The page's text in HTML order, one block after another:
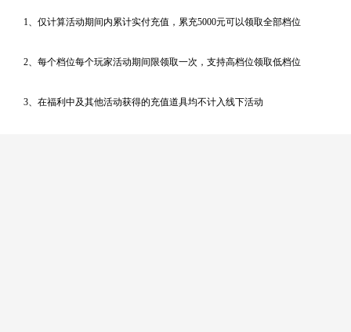
1、 仅计算活动期间内累计实付充值， 累充5000元可以领取全部档位
2、 每个档位每个玩家活动期间限领取一次，支持高档位领取低档位
3、 在福利中及其他活动获得的充值道具均不计入线下活动